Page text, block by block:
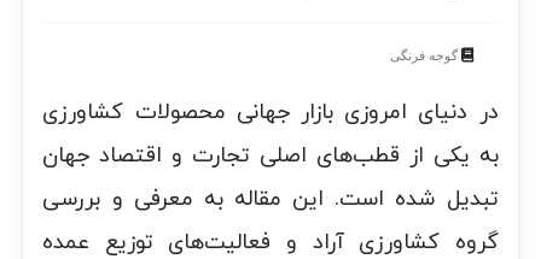
گوجه فرنگی
در دنیای امروزی بازار جهانی محصولات کشاورزی
به یکی از قطب‌های اصلی تجارت و اقتصاد جهان
تبدیل شده است. این مقاله به معرفی و بررسی
گروه کشاورزی آراد و فعالیت‌های توزیع عمده